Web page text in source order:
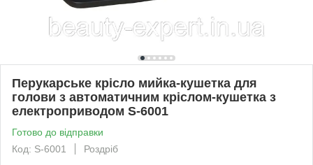
Перукарське крісло мийка-кушетка для
голови з автоматичним кріслом-кушетка з
електроприводом S-6001
Готово до відправки
Код: S-6001
Роздріб